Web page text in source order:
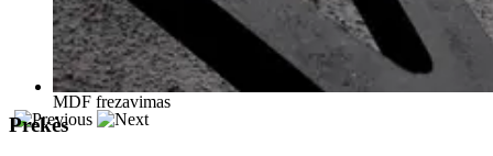
MDF frezavimas
Prekės